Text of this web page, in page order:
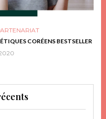
CORÉENS BESTSELLER